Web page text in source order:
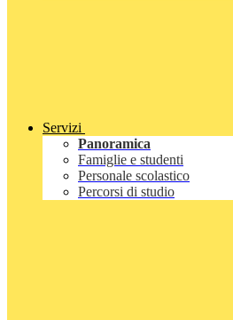
Servizi
Panoramica
Famiglie e studenti
Personale scolastico
Percorsi di studio